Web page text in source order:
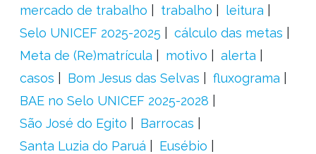
mercado de trabalho
trabalho
leitura
Selo UNICEF 2025-2025
cálculo das metas
Meta de (Re)matrícula
motivo
alerta
casos
Bom Jesus das Selvas
fluxograma
BAE no Selo UNICEF 2025-2028
São José do Egito
Barrocas
Santa Luzia do Paruá
Eusébio